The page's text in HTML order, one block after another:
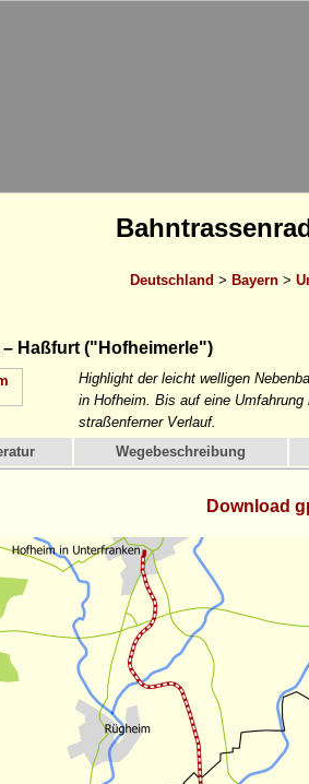
Deutschland > Bayern >
– Haßfurt ("Hofheimerle")
Highlight der leicht welligen
in Hofheim. Bis auf eine
straßenferner Verlauf.
Wegebeschreibung
Download